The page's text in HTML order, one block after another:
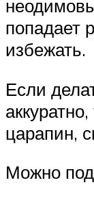
попадает
избежать.
Если
царапин,
Можно